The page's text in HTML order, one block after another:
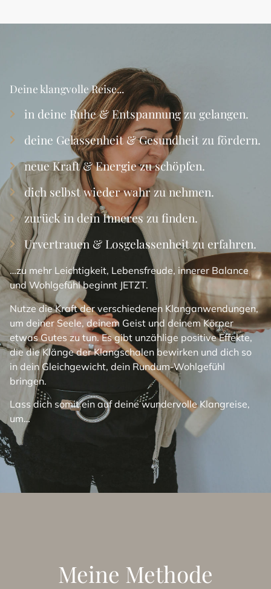
Deine klangvolle Reise...
in deine Ruhe & Entspannung zu gelangen.
deine Gelassenheit & Gesundheit zu fördern.
neue Kraft & Energie zu schöpfen.
dich selbst wieder wahr zu nehmen.
zurück in dein Inneres zu finden.
Urvertrauen & Losgelassenheit zu erfahren.
…zu mehr Leichtigkeit, Lebensfreude, innerer Balance
und Wohlgefühl beginnt JETZT.
Nutze die Kraft der verschiedenen Klanganwendungen,
um deiner Seele, deinem Geist und deinem Körper
etwas Gutes zu tun. Es gibt unzählige positive Effekte,
die die Klänge der Klangschalen bewirken und dich so
in dein Gleichgewicht, dein Rundum-Wohlgefühl
bringen.
Lass dich somit ein auf deine wundervolle Klangreise,
um…
Meine Methode